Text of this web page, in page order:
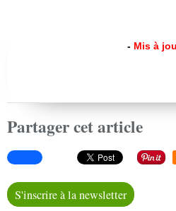
- Mis à
Partager cet article
S'inscrire à la newsletter